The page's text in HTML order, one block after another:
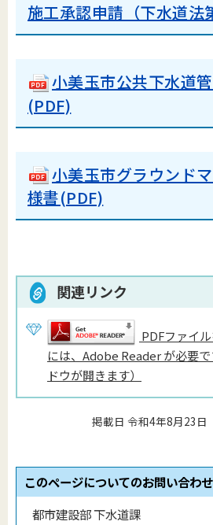
施工承認申請（下水道法
小美玉市公共下水道
(PDF)
小美玉市グラウンド
様書(PDF)
関連リンク
PDFファイ
には、Adobe Reader が必要
ドウが開きます）
掲載日 令和4年8月23日
このページについてのお問い合わ
都市建設部 下水道課